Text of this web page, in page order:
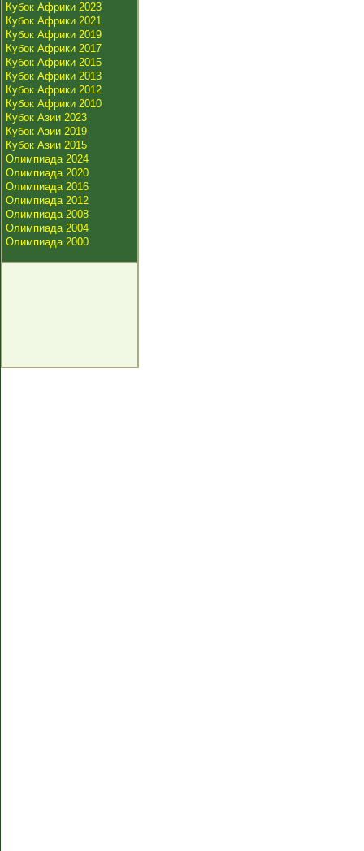
Кубок Африки 2023
Кубок Африки 2021
Кубок Африки 2019
Кубок Африки 2017
Кубок Африки 2015
Кубок Африки 2013
Кубок Африки 2012
Кубок Африки 2010
Кубок Азии 2023
Кубок Азии 2019
Кубок Азии 2015
Олимпиада 2024
Олимпиада 2020
Олимпиада 2016
Олимпиада 2012
Олимпиада 2008
Олимпиада 2004
Олимпиада 2000